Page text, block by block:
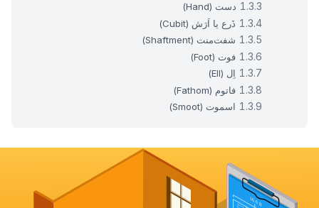
دست (Hand)
ذَرع یا اَرَش (Cubit)
شفت‌منت (Shaftment)
فوت (Foot)
اِل (Ell)
فاتوم (Fathom)
اسموت (Smoot)